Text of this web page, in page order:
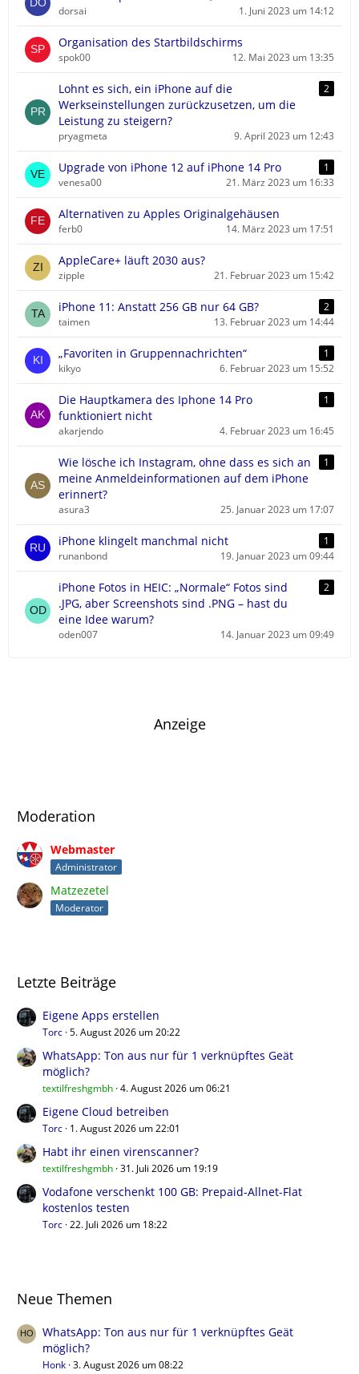
dorsai 1. Juni 2023 um 14:12
Organisation des Startbildschirms
spok00 12. Mai 2023 um 13:35
Lohnt es sich, ein iPhone auf die
Werkseinstellungen zurückzusetzen, um die
Leistung zu steigern?
2
pryagmeta 9. April 2023 um 12:43
Upgrade von iPhone 12 auf iPhone 14 Pro
1
venesa00
21. März 2023 um 16:33
Alternativen zu Apples Originalgehäusen
ferb0 14. März 2023 um 17:51
AppleCare+ läuft 2030 aus?
zipple 21. Februar 2023 um 15:42
iPhone 11: Anstatt 256 GB nur 64 GB?
2
taimen
13. Februar 2023 um 14:44
„Favoriten in Gruppennachrichten“
1
kikyo
6. Februar 2023 um 15:52
Die Hauptkamera des Iphone 14 Pro
funktioniert nicht
1
akarjendo 4. Februar 2023 um 16:45
Wie lösche ich Instagram, ohne dass es sich an
meine Anmeldeinformationen auf dem iPhone
erinnert?
1
asura3 25. Januar 2023 um 17:07
iPhone klingelt manchmal nicht
1
runanbond
19. Januar 2023 um 09:44
iPhone Fotos in HEIC: „Normale“ Fotos sind
.JPG, aber Screenshots sind .PNG – hast du
eine Idee warum?
2
oden007 14. Januar 2023 um 09:49
Anzeige
Moderation
Webmaster
Administrator
Matzezetel
Moderator
Letzte Beiträge
Eigene Apps erstellen
Torc 5. August 2026 um 20:22
WhatsApp: Ton aus nur für 1 verknüpftes Geät
möglich?
textilfreshgmbh 4. August 2026 um 06:21
Eigene Cloud betreiben
Torc 1. August 2026 um 22:01
Habt ihr einen virenscanner?
textilfreshgmbh 31. Juli 2026 um 19:19
Vodafone verschenkt 100 GB: Prepaid-Allnet-Flat
kostenlos testen
Torc 22. Juli 2026 um 18:22
Neue Themen
WhatsApp: Ton aus nur für 1 verknüpftes Geät
möglich?
Honk 3. August 2026 um 08:22